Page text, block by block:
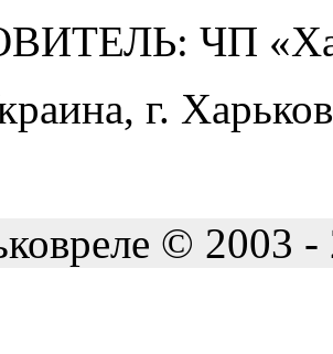
ЧП
г.
© 2003 -